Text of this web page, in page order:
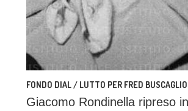
FONDO DIAL / LUTTO PER FRED
Giacomo Rondinella ripreso